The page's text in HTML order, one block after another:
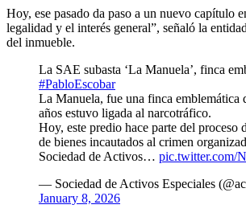
Hoy, ese pasado da paso a un nuevo capítulo
legalidad y el interés general”, señaló la
del inmueble.
La SAE subasta ‘La Manuela’, finca
#PabloEscobar
La Manuela, fue una finca emblemática
años estuvo ligada al narcotráfico.
Hoy, este predio hace parte del proceso
de bienes incautados al crimen
Sociedad de Activos… pic.twitter.com/
— Sociedad de Activos Especiales
January 8, 2026